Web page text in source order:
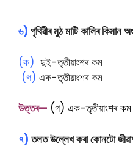
৬) পৃথিৱীৰ মুঠ মাটি কালিৰ
(ক) দুই-তৃতীয়াংশৰ কম
(গ) এক-তৃতীয়াংশৰ কম
উত্তৰ— (গ) এক-তৃতীয়াংশৰ কম
৭)তলত উল্লেখ কৰা কোনটো